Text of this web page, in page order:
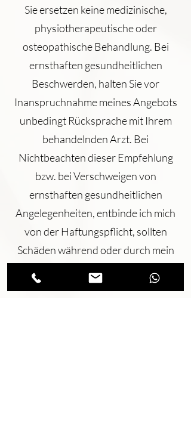
Sie ersetzen keine medizinische,
physiotherapeutische oder
osteopathische Behandlung. Bei
ernsthaften gesundheitlichen
Beschwerden, halten Sie vor
Inanspruchnahme meines Angebots
unbedingt Rücksprache mit Ihrem
behandelnden Arzt. Bei
Nichtbeachten dieser Empfehlung
bzw. bei Verschweigen von
ernsthaften gesundheitlichen
Angelegenheiten, entbinde ich mich
von der Haftungspflicht, sollten
Schäden während oder durch mein